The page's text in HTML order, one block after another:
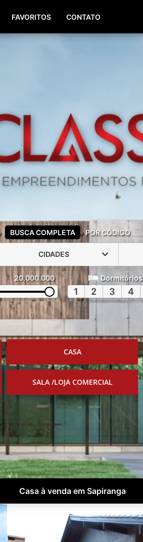
(51) 98196-8290 (51) 3064-0084
FAVORITOS CONTATO
BUSCA COMPLETA POR CÓDIGO
CIDADES
20.000.000 Dormitórios
1 2 3 4
CASA
SALA /LOJA COMERCIAL
Casa à venda em Sapiranga